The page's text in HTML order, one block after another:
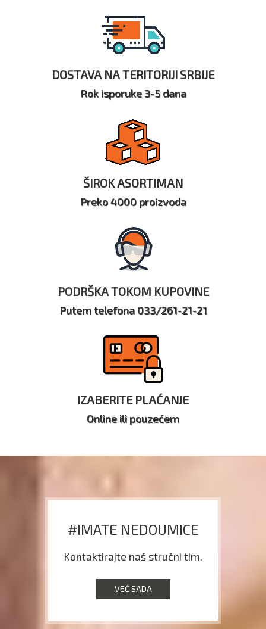
DOSTAVA NA TERITORIJI SRBIJE
Rok isporuke 3-5 dana
ŠIROK ASORTIMAN
Preko 4000 proizvoda
PODRŠKA TOKOM KUPOVINE
Putem telefona 033/261-21-21
IZABERITE PLAĆANJE
Online ili pouzećem
#IMATE NEDOUMICE
Kontaktirajte naš stručni tim.
VEĆ SADA